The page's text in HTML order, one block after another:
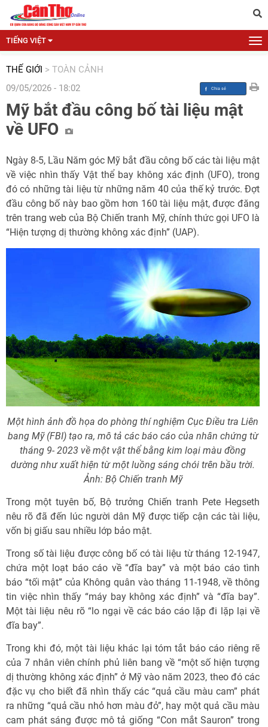
TIẾNG VIỆT
THẾ GIỚI > TOÀN CẢNH
09/05/2026 - 18:02
Mỹ bắt đầu công bố tài liệu mật
về UFO
Ngày 8-5, Lầu Năm góc Mỹ bắt đầu công bố các tài liệu mật
về việc nhìn thấy Vật thể bay không xác định (UFO), trong
đó có những tài liệu từ những năm 40 của thế kỷ trước. Đợt
đầu công bố này bao gồm hơn 160 tài liệu mật, được đăng
trên trang web của Bộ Chiến tranh Mỹ, chính thức gọi UFO là
“Hiện tượng dị thường không xác định” (UAP).
Một hình ảnh đồ họa do phòng thí nghiệm Cục Điều tra Liên
bang Mỹ (FBI) tạo ra, mô tả các báo cáo của nhân chứng từ
tháng 9- 2023 về một vật thể bằng kim loại màu đồng
dường như xuất hiện từ một luồng sáng chói trên bầu trời.
Ảnh: Bộ Chiến tranh Mỹ
Trong một tuyên bố, Bộ trưởng Chiến tranh Pete Hegseth
nêu rõ đã đến lúc người dân Mỹ được tiếp cận các tài liệu,
vốn bị giấu sau nhiều lớp bảo mật.
Trong số tài liệu được công bố có tài liệu từ tháng 12-1947,
chứa một loạt báo cáo về “đĩa bay” và một báo cáo tình
báo “tối mật” của Không quân vào tháng 11-1948, về thông
tin việc nhìn thấy “máy bay không xác định” và “đĩa bay”.
Một tài liệu nêu rõ “lo ngại về các báo cáo lặp đi lặp lại về
đĩa bay”.
Trong khi đó, một tài liệu khác lại tóm tắt báo cáo riêng rẽ
của 7 nhân viên chính phủ liên bang về “một số hiện tượng
dị thường không xác định” ở Mỹ vào năm 2023, theo đó các
đặc vụ cho biết đã nhìn thấy các “quả cầu màu cam” phát
ra những “quả cầu nhỏ hơn màu đỏ”, hay một quả cầu màu
cam phát sáng được mô tả giống “Con mắt Sauron” trong